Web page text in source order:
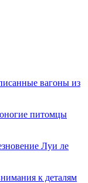
вагоны из
питомцы
Луи ле
к деталям